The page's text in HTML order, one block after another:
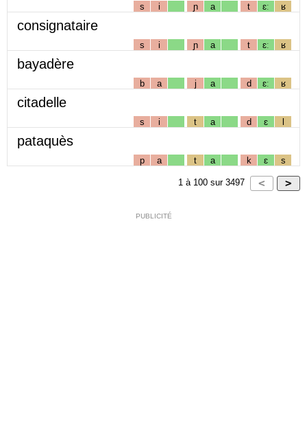
s i ɲ a t ɛː ʁ
consignataire
s i ɲ a t ɛː ʁ
bayadère
b a j a d ɛː ʁ
citadelle
s i t a d ɛ l
pataquès
p a t a k ɛ s
1 à 100 sur 3497
PUBLICITÉ